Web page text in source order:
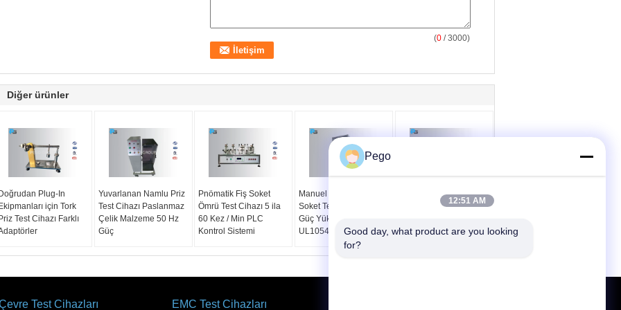
(0 / 3000)
Diğer ürünler
Doğrudan Plug-In
Ekipmanları için Tork
Priz Test Cihazı Farklı
Yuvarlanan Namlu Priz
Test Cihazı Paslanmaz
Çelik Malzeme 50 Hz
Güç
Pnömatik Fiş Soket
Ömrü Test Cihazı 5 ila
60 Kez / Min PLC
Kontrol Sistemi
Manuel Kontrol Fiş
Soket Test Cihazı Dikey
Güç Yük Kabini
UL1054 Standart
Fiş Pimi Sıcaklık
Yükselme Test Cihazı
Ekran
Test Cihazları EMC Test Cihazları
Pego
12:51 AM
Good day, what product are you looking
for?